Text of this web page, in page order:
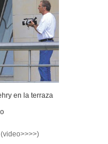
en la terraza
(video>>>>)